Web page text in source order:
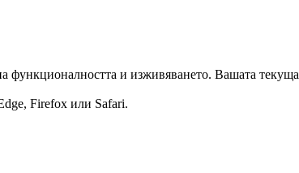
функционалността и изживяването. Вашата
Firefox или Safari.